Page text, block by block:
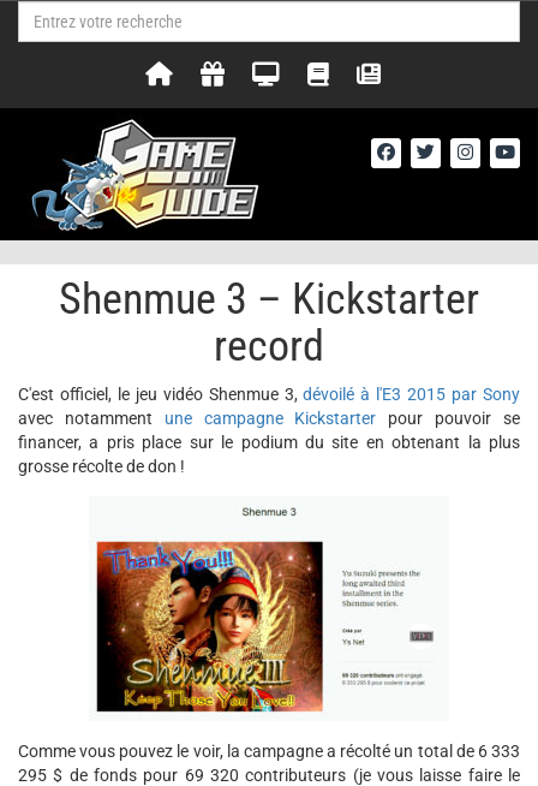
Shenmue 3 – Kickstarter
record
C'est officiel, le jeu vidéo Shenmue 3,dévoilé à l'E3 2015 par Sony
avec notamment une campagne Kickstarter pour pouvoir se
financer, a pris place sur le podium du site en obtenant la plus
grosse récolte de don !
Comme vous pouvez le voir, la campagne a récolté un total de 6 333
295 $ de fonds pour 69 320 contributeurs (je vous laisse faire le